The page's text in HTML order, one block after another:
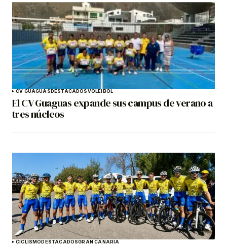
CV GUAGUASDESTACADOSVOLEIBOL
El CV Guaguas expande sus campus de verano a
tres núcleos
CICLISMODESTACADOSGRAN CANARIA